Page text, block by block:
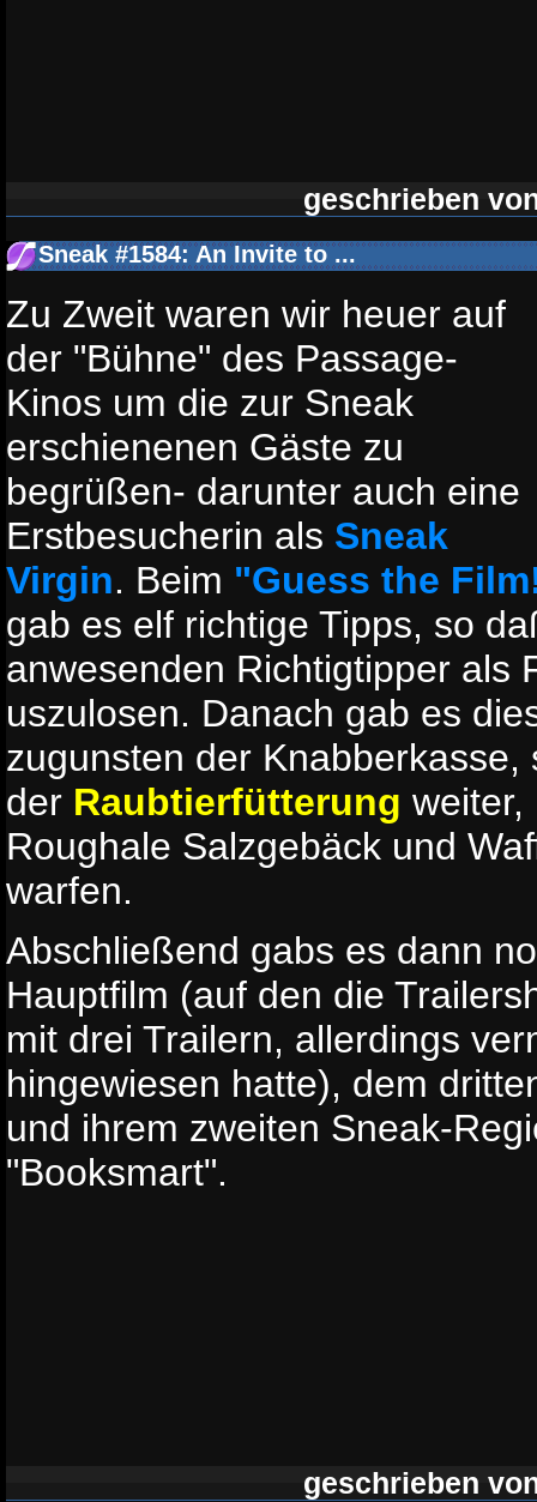
geschrieben
Sneak #1584: An Invite to ...
Zu Zweit waren wir heuer auf
der "Bühne" des Passage-
Kinos um die zur Sneak
erschienenen Gäste zu
begrüßen- darunter auch eine
Erstbesucherin als Sneak
Virgin. Beim "Guess the
gab es elf richtige Tipps, so
anwesenden Richtigtipper als
uszulosen. Danach gab es
zugunsten der
der Raubtierfütterung weiter,
Roughale Salzgebäck und
warfen.
Abschließend gabs es dann
Hauptfilm (auf den die
mit drei Trailern, allerdings
hingewiesen hatte), dem
und ihrem zweiten Sneak-
"Booksmart".
geschrieben